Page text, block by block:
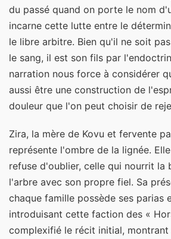
du passé quand on porte le nom
incarne cette lutte entre le
le libre arbitre. Bien qu'il ne soit
le sang, il est son fils par
narration nous force à considérer
aussi être une construction de
douleur que l'on peut choisir de
Zira, la mère de Kovu et fervente
représente l'ombre de la lignée.
refuse d'oublier, celle qui nourrit la
l'arbre avec son propre fiel. Sa
chaque famille possède ses parias
introduisant cette faction des «
complexifié le récit initial, montrant